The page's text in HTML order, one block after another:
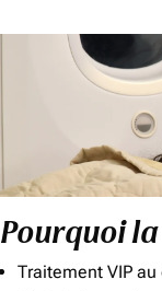
Pourquoi la
Traitement VIP